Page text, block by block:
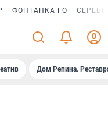
ФОНТАНКА ГО
Дом Репина.